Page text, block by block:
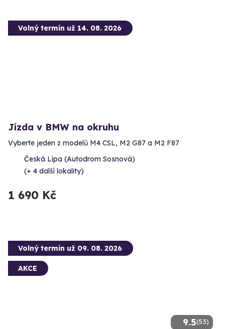
Volný termín už 14. 08. 2026
Jízda v BMW na okruhu
Vyberte jeden z modelů M4 CSL, M2 G87 a M2 F87
Česká Lípa (Autodrom Sosnová)
(+ 4 další lokality)
1 690 Kč
9.5(53)
Volný termín už 09. 08. 2026
AKCE